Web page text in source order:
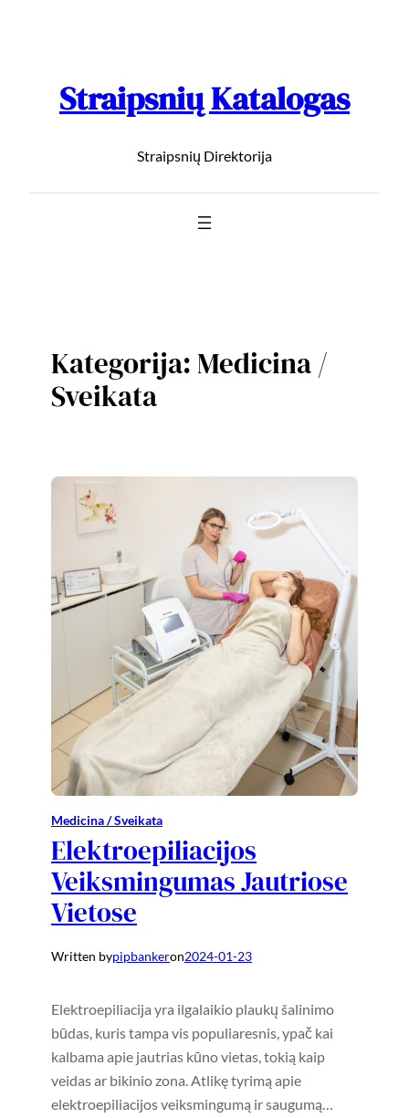
Straipsnių Katalogas
Straipsnių Direktorija
Kategorija:Medicina /
Sveikata
Medicina / Sveikata
Elektroepiliacijos
Veiksmingumas Jautriose
Vietose
Written bypipbankeron2024-01-23
Elektroepiliacija yra ilgalaikio plaukų šalinimo
būdas, kuris tampa vis populiaresnis, ypač kai
kalbama apie jautrias kūno vietas, tokią kaip
veidas ar bikinio zona. Atlikę tyrimą apie
elektroepiliacijos veiksmingumą ir saugumą…